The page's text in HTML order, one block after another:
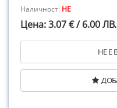
Наличност: НЕ
Цена: 3.07 € / 6.00 ЛВ.
НЕ Е